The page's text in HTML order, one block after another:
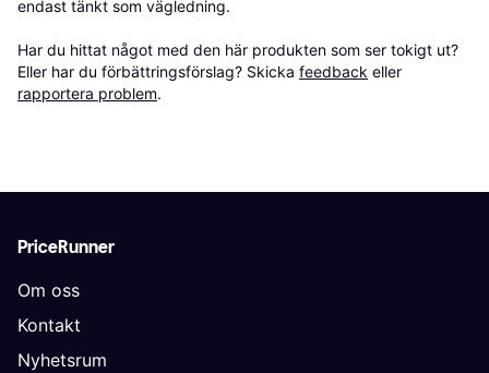
endast tänkt som vägledning.
Har du hittat något med den här produkten som ser tokigt ut?
Eller har du förbättringsförslag? Skicka feedback eller
rapportera problem.
PriceRunner
Om oss
Kontakt
Nyhetsrum